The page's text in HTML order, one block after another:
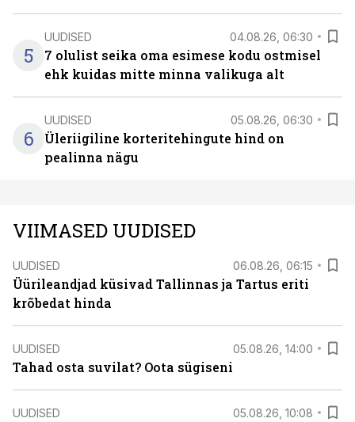
5
UUDISED 04.08.26, 06:30
7 olulist seika oma esimese kodu ostmisel
ehk kuidas mitte minna valikuga alt
6
UUDISED 05.08.26, 06:30
Üleriigiline korteritehingute hind on
pealinna nägu
VIIMASED UUDISED
UUDISED 06.08.26, 06:15
Üürileandjad küsivad Tallinnas ja Tartus eriti
krõbedat hinda
UUDISED 05.08.26, 14:00
Tahad osta suvilat? Oota sügiseni
UUDISED 05.08.26, 10:08